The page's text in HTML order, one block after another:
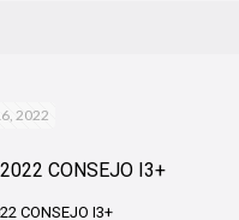
2022
CONSEJO I3+
CONSEJO I3+